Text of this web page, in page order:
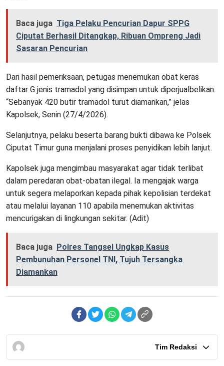
Baca juga Tiga Pelaku Pencurian Dapur SPPG
Ciputat Berhasil Ditangkap, Ribuan Ompreng Jadi
Sasaran Pencurian
Dari hasil pemeriksaan, petugas menemukan obat keras
daftar G jenis tramadol yang disimpan untuk diperjualbelikan.
“Sebanyak 420 butir tramadol turut diamankan,” jelas
Kapolsek, Senin (27/4/2026).
Selanjutnya, pelaku beserta barang bukti dibawa ke Polsek
Ciputat Timur guna menjalani proses penyidikan lebih lanjut.
Kapolsek juga mengimbau masyarakat agar tidak terlibat
dalam peredaran obat-obatan ilegal. Ia mengajak warga
untuk segera melaporkan kepada pihak kepolisian terdekat
atau melalui layanan 110 apabila menemukan aktivitas
mencurigakan di lingkungan sekitar. (Adit)
Baca juga Polres Tangsel Ungkap Kasus
Pembunuhan Personel TNI, Tujuh Tersangka
Diamankan
Tim Redaksi